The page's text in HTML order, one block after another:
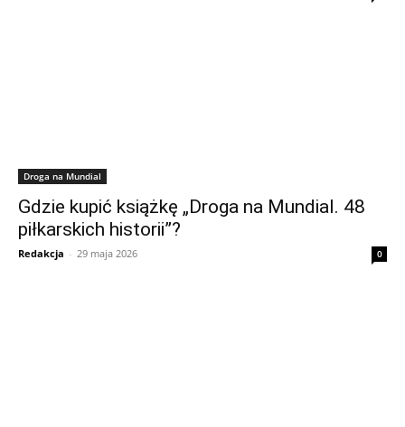
Droga na Mundial
Gdzie kupić książkę „Droga na Mundial. 48
piłkarskich historii”?
Redakcja - 29 maja 2026 0